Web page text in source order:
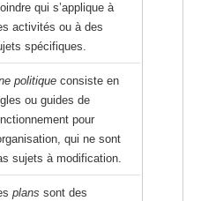
qui s’applique à
activités ou à des
spécifiques.
politique consiste en
ou guides de
pour
qui ne sont
sujets à modification.
plans sont des